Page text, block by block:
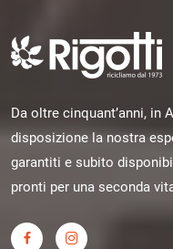
Da oltre cinquant’anni,
disposizione la nostra
garantiti e subito
pronti per una seconda